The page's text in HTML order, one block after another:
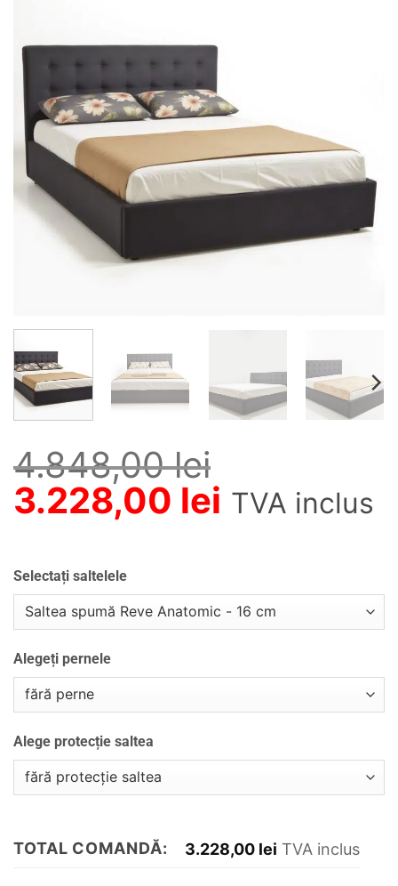
4.848,00lei
Prețul
a
fost:
4.848,00 lei.
3.228,00 lei Prețul
3.228,00
TVA inclus
Selectați saltelele
Alegeți pernele
Alege protecție saltea
TOTAL COMANDĂ: 3.228,00 lei TVA inclus
Alternative: